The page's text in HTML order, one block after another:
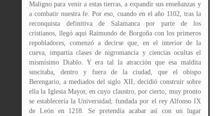
Maligno para venir a estas tierras, a expandir sus enseñanzas y
a combatir nuestra fe. Por eso, cuando en el año 1102, tras la
reconquista definitiva de Salamanca por parte de los
cristianos, llegó aquí Raimundo de Borgoña con los primeros
repobladores, comenzó a decirse que, en el interior de la
cueva, impartía clases de nigromancia y ciencias ocultas el
mismísimo Diablo. Y era tal la atracción que esa maldita
suscitaba, dentro y fuera de la ciudad, que el obispo
Berengario, a mediados del siglo XII, decidió construir sobre
ella la Iglesia Mayor, en cuyo claustro, por cierto, muy pronto
se establecería la Universidad, fundada por el rey Alfonso IX
de León en 1218. Se pretendía acabar así con un lugar